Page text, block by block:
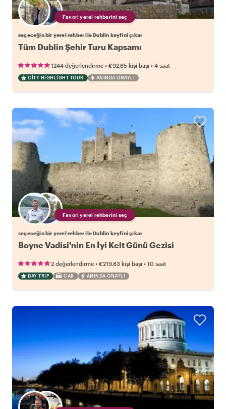
Favori yerel rehberini seç
seçeceğin bir yerel rehber ile Dublin keyfini çıkar
Tüm Dublin Şehir Turu Kapsamı
1244 değerlendirme • €92.65 kişi başı • 4 saat
CITY HIGHLIGHT TOUR ANINDA ONAYLI
Favori yerel rehberini seç
seçeceğin bir yerel rehber ile Dublin keyfini çıkar
Boyne Vadisi'nin En İyi Kelt Günü Gezisi
2 değerlendirme • €219.83 kişi başı • 10 saat
DAY TRIP CAR ANINDA ONAYLI